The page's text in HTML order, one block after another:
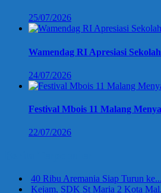
25/07/2026
Wamendag RI Apresiasi
24/07/2026
Festival Mbois 11 Malang
22/07/2026
40 Ribu Aremania Siap Turun ke...
Kejam, SDK St Maria 2 Kota